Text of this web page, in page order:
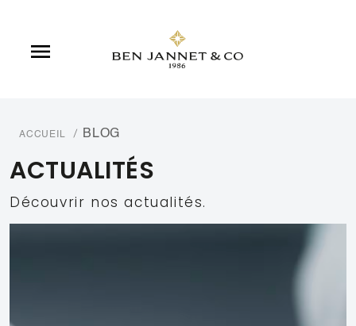

ACCUEIL BLOG
ACTUALITÉS
Découvrir nos actualités.